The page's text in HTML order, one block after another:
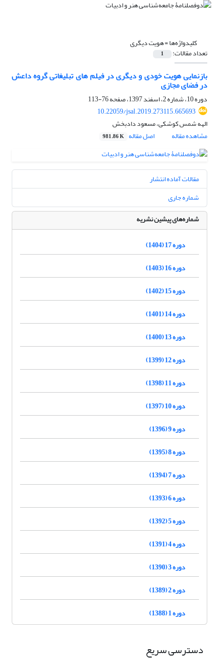
کلیدواژه‌ها =هویت دیگری
تعداد مقالات: 1
بازنمایی هویت خودی و دیگری در فیلم های تبلیغاتی گروه داعش
در فضای مجازی
دوره 10، شماره 2، اسفند 1397، صفحه
76-113
10.22059/jsal.2019.273115.665693
الهه شمس کوشکی، مسعود دادبخش
مشاهده مقاله
اصل مقاله 981.86 K
مقالات آماده انتشار
شماره جاری
شماره‌های پیشین نشریه
دوره 17 (1404)
دوره 16 (1403)
دوره 15 (1402)
دوره 14 (1401)
دوره 13 (1400)
دوره 12 (1399)
دوره 11 (1398)
دوره 10 (1397)
دوره 9 (1396)
دوره 8 (1395)
دوره 7 (1394)
دوره 6 (1393)
دوره 5 (1392)
دوره 4 (1391)
دوره 3 (1390)
دوره 2 (1389)
دوره 1 (1388)
دسترسی سریع